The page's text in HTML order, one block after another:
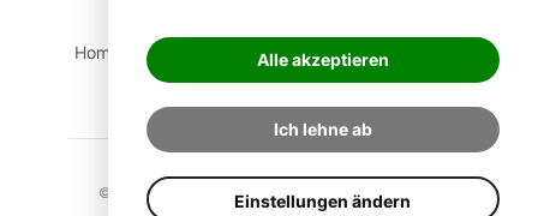
Alle akzeptieren
Ich lehne ab
Einstellungen ändern
Home Suche Login Impressum
Datenschutz
© 2023 BLO24.at – Bezirk Liezen Online |